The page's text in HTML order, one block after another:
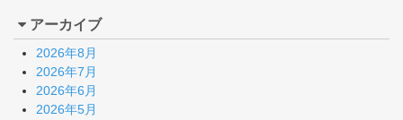
アーカイブ
2026年8月
2026年7月
2026年6月
2026年5月